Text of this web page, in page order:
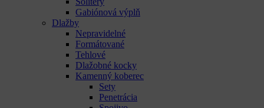
Gabiónová výplň
Dlažby
Nepravidelné
Formátované
Tehlové
Dlažobné kocky
Kamenný koberec
Sety
Penetrácia